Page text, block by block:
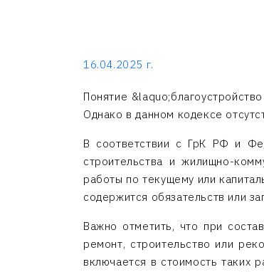
16.04.2025 г.
Понятие
Однако в данном кодексе
В соответствии с ГрК РФ и
строительства и жилищно-
работы по текущему или
содержится обязательств или
Важно отметить, что при
ремонт, строительство или
включается в стоимость таких